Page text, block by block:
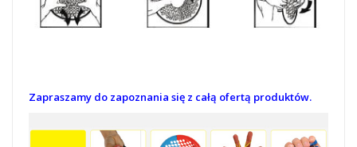
Zapraszamy do zapoznania się z całą ofertą produktów.